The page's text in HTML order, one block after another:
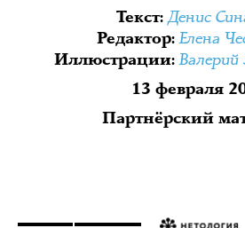
Текст:Денис
Редактор:Елена
Иллюстрации:
13 февраля
Партнёрский